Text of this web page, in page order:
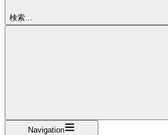
検索...
Navigation